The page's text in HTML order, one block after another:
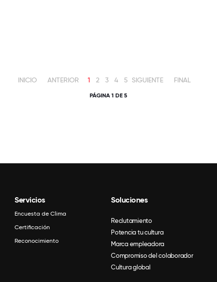
INICIO ANTERIOR 1 2 3 4 5 SIGUIENTE FINAL
PÁGINA 1 DE 5
Servicios
Encuesta de Clima
Certificación
Reconocimiento
Soluciones
Reclutamiento
Potencia tu cultura
Marca empleadora
Compromiso del colaborador
Cultura global